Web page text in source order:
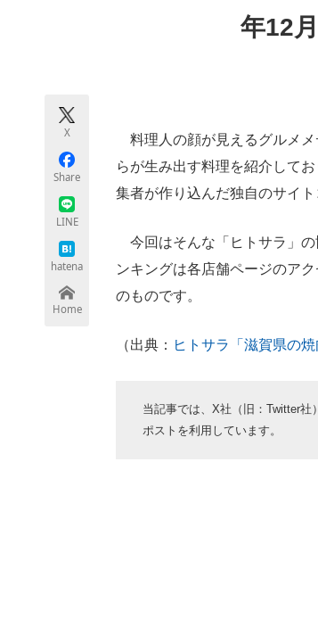
ちょっと気になるネットの話題
年12
X
Share
LINE
hatena
Home
料理人の顔が見えるグルメメ
らが生み出す料理を紹介して
集者が作り込んだ独自のサイ
今回はそんな「ヒトサラ」の
ンキングは各店舗ページのア
のものです。
（出典： ヒトサラ「滋賀県の
当記事では、X社（旧：Twitter社
ポストを利用しています。